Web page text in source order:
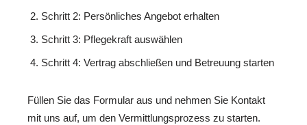
Schritt 2: Persönliches Angebot erhalten
Schritt 3: Pflegekraft auswählen
Schritt 4: Vertrag abschließen und Betreuung starten
Füllen Sie das Formular aus und nehmen Sie Kontakt
mit uns auf, um den Vermittlungsprozess zu starten.